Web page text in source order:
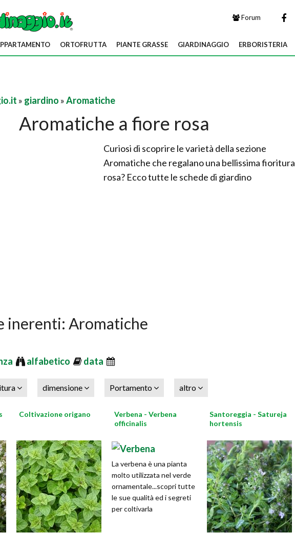
Forum
ORTOFRUTTA PIANTE GRASSE GIARDINAGGIO ERBORISTERIA
» giardino »Aromatiche
Aromatiche a fiore rosa
Curiosi di scoprire le varietà della sezione
Aromatiche che regalano una bellissima fioritura
rosa? Ecco tutte le schede di giardino
inerenti: Aromatiche
alfabetico data
dimensione Portamento altro
Coltivazione origano
Verbena - Verbena
officinalis
La verbena è una pianta
molto utilizzata nel verde
ornamentale...scopri tutte
le sue qualità ed i segreti
per coltivarla
Santoreggia - Satureja
hortensis